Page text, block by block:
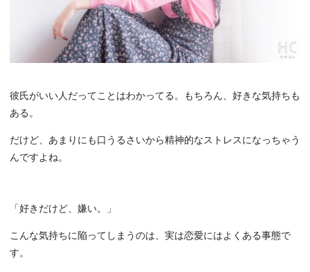
彼氏がいい人だってことはわかってる。もちろん、好きな気持ちも
ある。
だけど、あまりにも口うるさいから精神的なストレスになっちゃう
んですよね。
「好きだけど、嫌い。」
こんな気持ちに陥ってしまうのは、実は恋愛にはよくある事態で
す。